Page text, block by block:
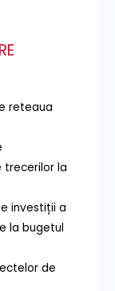
reteaua
trecerilor la
investiții a
la bugetul
de